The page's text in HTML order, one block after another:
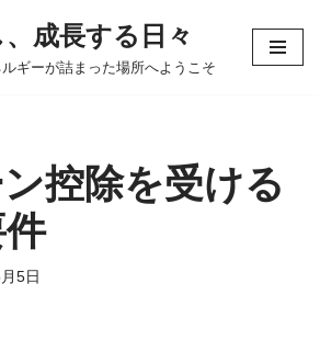
成長する日々
ギーが詰まった場所へようこそ
控除を受ける
5日